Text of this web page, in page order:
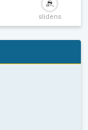
slidens